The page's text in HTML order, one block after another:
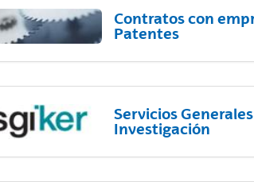
Contratos con
Patentes
Servicios
Investigación